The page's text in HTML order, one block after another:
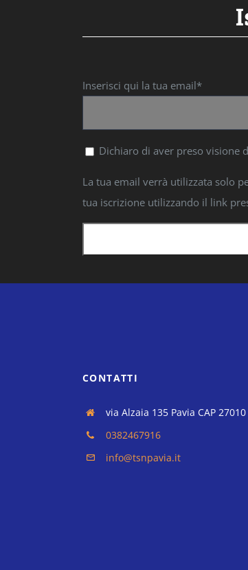
Inserisci qui la tua email*
Dichiaro di aver preso visione
La tua email verrà utilizzata solo
tua iscrizione utilizzando il link
CONTATTI
via Alzaia 135 Pavia CAP 27010
0382467916
info@tsnpavia.it